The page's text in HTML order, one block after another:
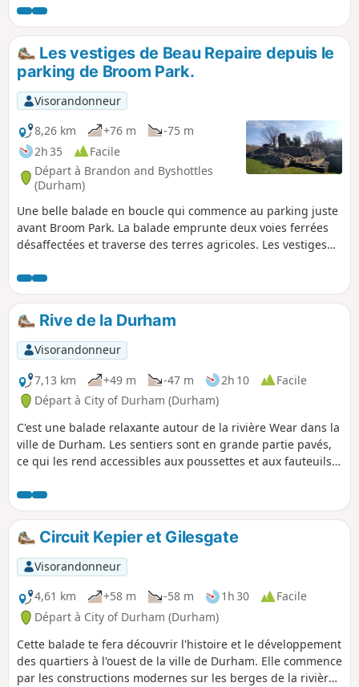
Les vestiges de Beau Repaire depuis le
parking de Broom Park.
Visorandonneur
8,26 km
+76 m
-75 m
2h 35
Facile
Départ à Brandon and Byshottles
(Durham)
Une belle balade en boucle qui commence au parking juste
avant Broom Park. La balade emprunte deux voies ferrées
désaffectées et traverse des terres agricoles. Les vestiges
du site de la bataille de Neville's Cross sur le chemin du
retour.
Rive de la Durham
Visorandonneur
7,13 km
+49 m -47 m 2h 10
Facile
Départ à City of Durham (Durham)
C'est une balade relaxante autour de la rivière Wear dans la
ville de Durham. Les sentiers sont en grande partie pavés,
ce qui les rend accessibles aux poussettes et aux fauteuils
prévues. Il y a quelques jolis points de vue d'où l'on peut
admirer le château et la cathédrale.
Circuit Kepier et Gilesgate
Visorandonneur
4,61 km
+58 m -58 m 1h 30
Facile
Départ à City of Durham (Durham)
Cette balade te fera découvrir l'histoire et le développement
des quartiers à l'ouest de la ville de Durham. Elle commence
par les constructions modernes sur les berges de la rivière,